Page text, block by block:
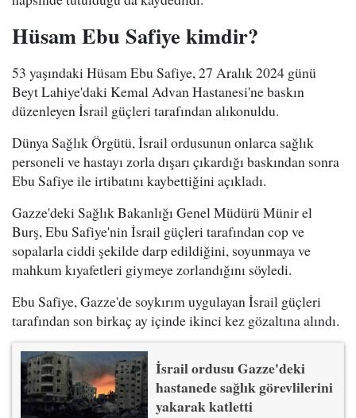
Hüsam Ebu Safiye kimdir?
53 yaşındaki Hüsam Ebu Safiye, 27 Aralık 2024 günü
Beyt Lahiye'daki Kemal Advan Hastanesi'ne baskın
düzenleyen İsrail güçleri tarafından alıkonuldu.
Dünya Sağlık Örgütü, İsrail ordusunun onlarca sağlık
personeli ve hastayı zorla dışarı çıkardığı baskından sonra
Ebu Safiye ile irtibatını kaybettiğini açıkladı.
Gazze'deki Sağlık Bakanlığı Genel Müdürü Münir el
Burş, Ebu Safiye'nin İsrail güçleri tarafından cop ve
sopalarla ciddi şekilde darp edildiğini, soyunmaya ve
mahkum kıyafetleri giymeye zorlandığını söyledi.
Ebu Safiye, Gazze'de soykırım uygulayan İsrail güçleri
tarafından son birkaç ay içinde ikinci kez gözaltına alındı.
İsrail ordusu Gazze'deki
hastanede sağlık görevlilerini
yakarak katletti